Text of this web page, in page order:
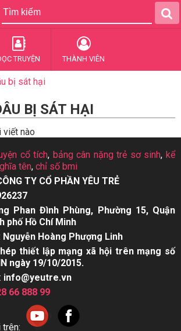
TRUYỆN THÀNH VIÊN
bị sát hại
BỊ SÁT HẠI
viết nào
cổ tích, bảng cân nặng trẻ sơ sinh,kể
tên, chỉ số bmi
TY CỔ PHẦN YÊU TRẺ
Phan Đình Phùng, Phường 15, Quận
phố Hồ Chí Minh
Nguyễn Hoàng Phượng Linh
thiết lập mạng xã hội trên mạng số
ngày 19/10/2015.
info@yeutre.vn
66 888 99